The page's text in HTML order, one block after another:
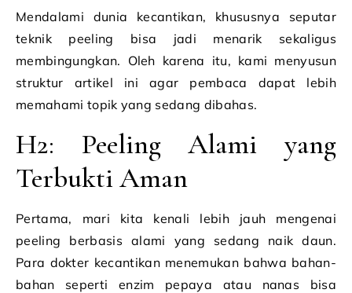
Mendalami dunia kecantikan, khususnya seputar
teknik peeling bisa jadi menarik sekaligus
membingungkan. Oleh karena itu, kami menyusun
struktur artikel ini agar pembaca dapat lebih
memahami topik yang sedang dibahas.
H2: Peeling Alami yang
Terbukti Aman
Pertama, mari kita kenali lebih jauh mengenai
peeling berbasis alami yang sedang naik daun.
Para dokter kecantikan menemukan bahwa bahan-
bahan seperti enzim pepaya atau nanas bisa